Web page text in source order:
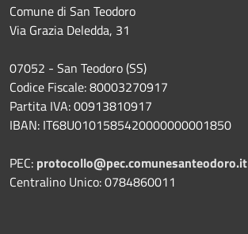
Comune di San Teodoro
Via Grazia Deledda, 31
07052 - San Teodoro (SS)
Codice Fiscale: 80003270917
Partita IVA: 00913810917
IBAN: IT68U0101585420000000001850
PEC: protocollo@pec.comunesanteodoro.it
Centralino Unico: 0784860011